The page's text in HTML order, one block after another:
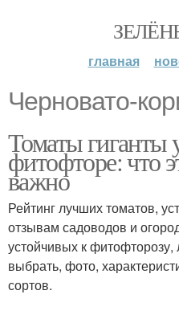
главная
Черновато-
Томаты гиганты
фитофторе: что
важно
Рейтинг лучших томатов,
отзывам садоводов и
устойчивых к фитофторозу,
выбрать, фото,
сортов.